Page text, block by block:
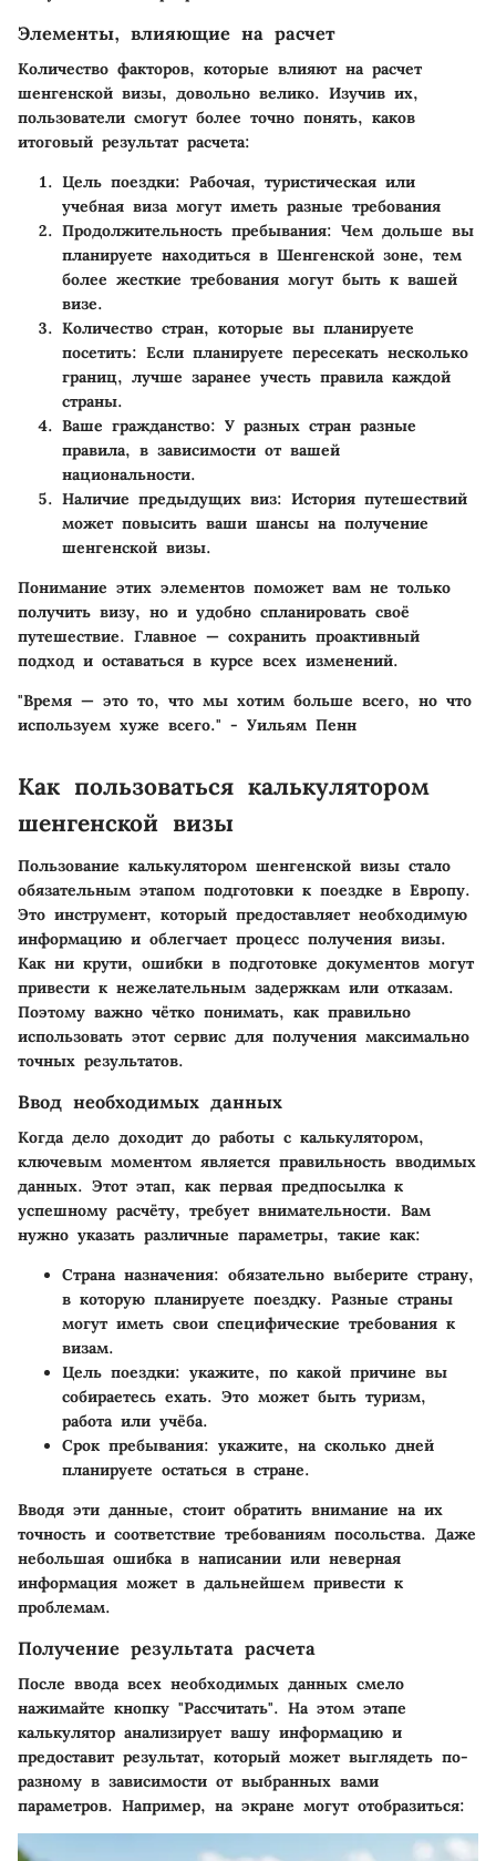
Элементы, влияющие на расчет
Количество факторов, которые влияют на расчет
шенгенской визы, довольно велико. Изучив их,
пользователи смогут более точно понять, каков
итоговый результат расчета:
Цель поездки: Рабочая, туристическая или
учебная виза могут иметь разные требования
Продолжительность пребывания: Чем дольше вы
планируете находиться в Шенгенской зоне, тем
более жесткие требования могут быть к вашей
визе.
Количество стран, которые вы планируете
посетить: Если планируете пересекать несколько
границ, лучше заранее учесть правила каждой
страны.
Ваше гражданство: У разных стран разные
правила, в зависимости от вашей
национальности.
Наличие предыдущих виз: История путешествий
может повысить ваши шансы на получение
шенгенской визы.
Понимание этих элементов поможет вам не только
получить визу, но и удобно спланировать своё
путешествие. Главное — сохранить проактивный
подход и оставаться в курсе всех изменений.
"Время — это то, что мы хотим больше всего, но что
используем хуже всего." - Уильям Пенн
Как пользоваться калькулятором
шенгенской визы
Пользование калькулятором шенгенской визы стало
обязательным этапом подготовки к поездке в Европу.
Это инструмент, который предоставляет необходимую
информацию и облегчает процесс получения визы.
Как ни крути, ошибки в подготовке документов могут
привести к нежелательным задержкам или отказам.
Поэтому важно чётко понимать, как правильно
использовать этот сервис для получения максимально
точных результатов.
Ввод необходимых данных
Когда дело доходит до работы с калькулятором,
ключевым моментом является правильность вводимых
данных. Этот этап, как первая предпосылка к
успешному расчёту, требует внимательности. Вам
нужно указать различные параметры, такие как:
Страна назначения: обязательно выберите страну,
в которую планируете поездку. Разные страны
могут иметь свои специфические требования к
визам.
Цель поездки: укажите, по какой причине вы
собираетесь ехать. Это может быть туризм,
работа или учёба.
Срок пребывания: укажите, на сколько дней
планируете остаться в стране.
Вводя эти данные, стоит обратить внимание на их
точность и соответствие требованиям посольства. Даже
небольшая ошибка в написании или неверная
информация может в дальнейшем привести к
проблемам.
Получение результата расчета
После ввода всех необходимых данных смело
нажимайте кнопку "Рассчитать". На этом этапе
калькулятор анализирует вашу информацию и
предоставит результат, который может выглядеть по-
разному в зависимости от выбранных вами
параметров. Например, на экране могут отобразиться: